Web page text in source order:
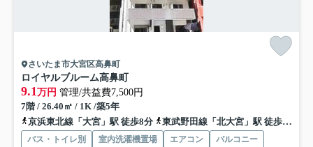
さいたま市大宮区高鼻町
ロイヤルブルーム高鼻町
9.1万円 管理/共益費7,500円
7階 / 26.40㎡ / 1K /築5年
京浜東北線「大宮」駅 徒歩8分
東武野田線「北大宮」駅 徒歩18分
バス・トイレ別 室内洗濯機置場 エアコン バルコニー